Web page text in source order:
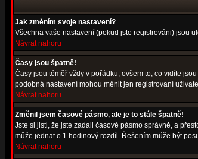
Jak změním svoje nastavení?
Všechna vaše nastavení (pokud jste registrováni) jsou
Návrat nahoru
Časy jsou špatně!
Časy jsou téměř vždy v pořádku, ovšem to, co vidíte
podobná nastavení mohou měnit jen registrovaní
Návrat nahoru
Změnil jsem časové pásmo, ale je to stále špatně!
Jste si jisti, že jste zadali časové pásmo správně, a
může jednat o 1 hodinový rozdíl. Řešením může být
Návrat nahoru